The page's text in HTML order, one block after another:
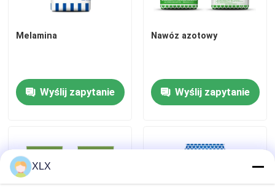
Melamina
Wyślij zapytanie
Nawóz azotowy
Wyślij zapytanie
XLX